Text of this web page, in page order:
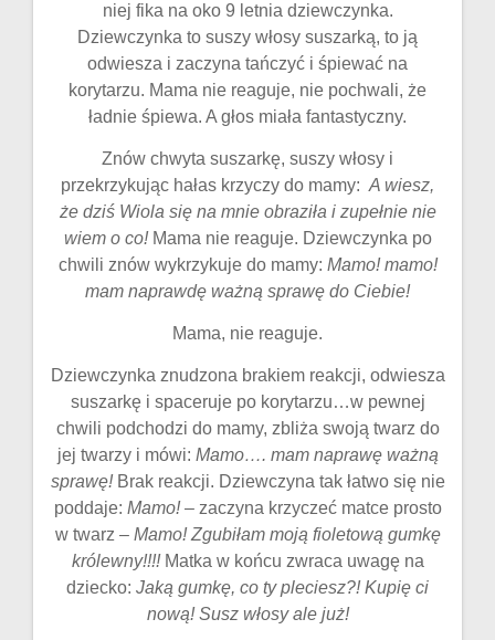
niej fika na oko 9 letnia dziewczynka.
Dziewczynka to suszy włosy suszarką, to ją
odwiesza i zaczyna tańczyć i śpiewać na
korytarzu. Mama nie reaguje, nie pochwali, że
ładnie śpiewa. A głos miała fantastyczny.
Znów chwyta suszarkę, suszy włosy i
przekrzykując hałas krzyczy do mamy: A wiesz,
że dziś Wiola się na mnie obraziła i zupełnie nie
wiem o co!Mama nie reaguje. Dziewczynka po
chwili znów wykrzykuje do mamy: Mamo! mamo!
mam naprawdę ważną sprawę do Ciebie!
Mama, nie reaguje.
Dziewczynka znudzona brakiem reakcji, odwiesza
suszarkę i spaceruje po korytarzu…w pewnej
chwili podchodzi do mamy, zbliża swoją twarz do
jej twarzy i mówi: Mamo…. mam naprawę ważną
sprawę!Brak reakcji. Dziewczyna tak łatwo się nie
poddaje: Mamo!– zaczyna krzyczeć matce prosto
w twarz – Mamo! Zgubiłam moją fioletową gumkę
królewny!!!!Matka w końcu zwraca uwagę na
dziecko: Jaką gumkę, co ty pleciesz?! Kupię ci
nową! Susz włosy ale już!